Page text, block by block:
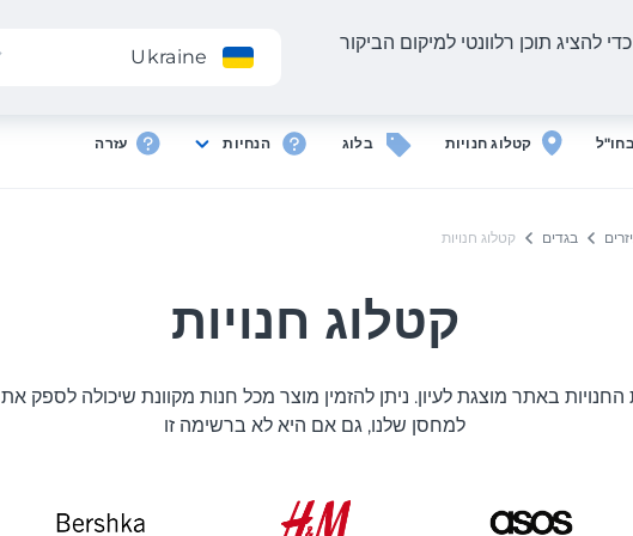
אפליקציה
קטלוג חנויות בלוג הנחיות עזרה
להציג תוכן רלוונטי למיקום הביקור
Ukraine
בגדים קטלוג חנויות
קטלוג חנויות
באתר מוצגת לעיון. ניתן להזמין מוצר מכל חנות מקוונת שיכולה לספק
למחסן שלנו, גם אם היא לא ברשימה זו